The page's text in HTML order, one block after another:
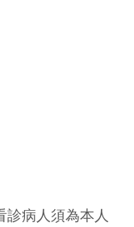
病人須為本人